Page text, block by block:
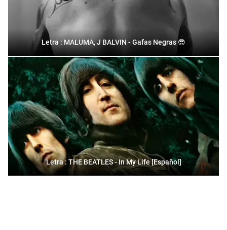
Letra : MALUMA, J BALVIN - Gafas Negras 😎
Letra : THE BEATLES - In My Life [Español]